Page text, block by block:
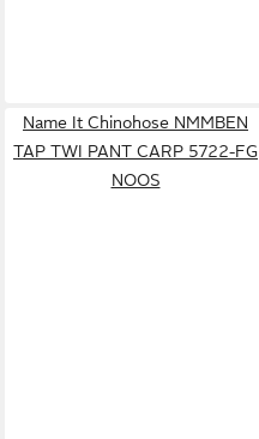
Name It Chinohose NMMBEN
TAP TWI PANT CARP 5722-FG
NOOS